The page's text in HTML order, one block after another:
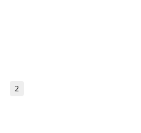
2